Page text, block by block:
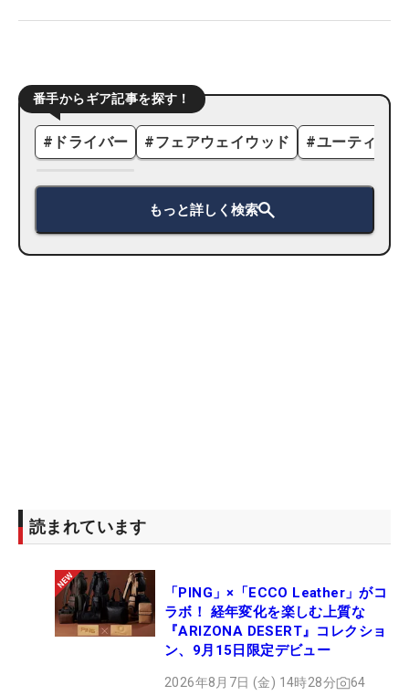
番手からギア記事を探す！
# ドライバー #フェアウェイウッド #ユーティリ
もっと詳しく検索
読まれています
「PING」×「ECCO Leather」がコ
ラボ！ 経年変化を楽しむ上質な
『ARIZONA DESERT』コレクショ
ン、9月15日限定デビュー
2026年8月7日 (金) 14時28分 64